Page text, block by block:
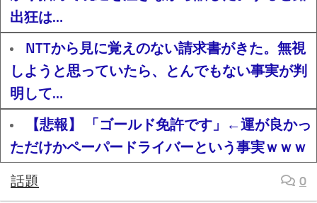
出狂は…
NTTから見に覚えのない請求書がきた。無視
しようと思っていたら、とんでもない事実が判
明して…
【悲報】 「ゴールド免許です」←運が良かっ
ただけかペーパードライバーという事実ｗｗｗ
話題
0